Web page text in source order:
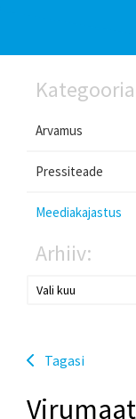
Arvamus
Pressiteade
Meediakajastus
Arhiiv:
Tagasi